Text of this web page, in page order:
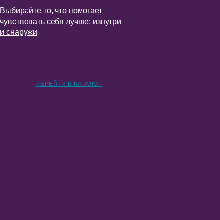
Выбирайте то, что помогает
чувствовать себя лучше: изнутри
и снаружи
ПЕРЕЙТИ В КАТАЛОГ